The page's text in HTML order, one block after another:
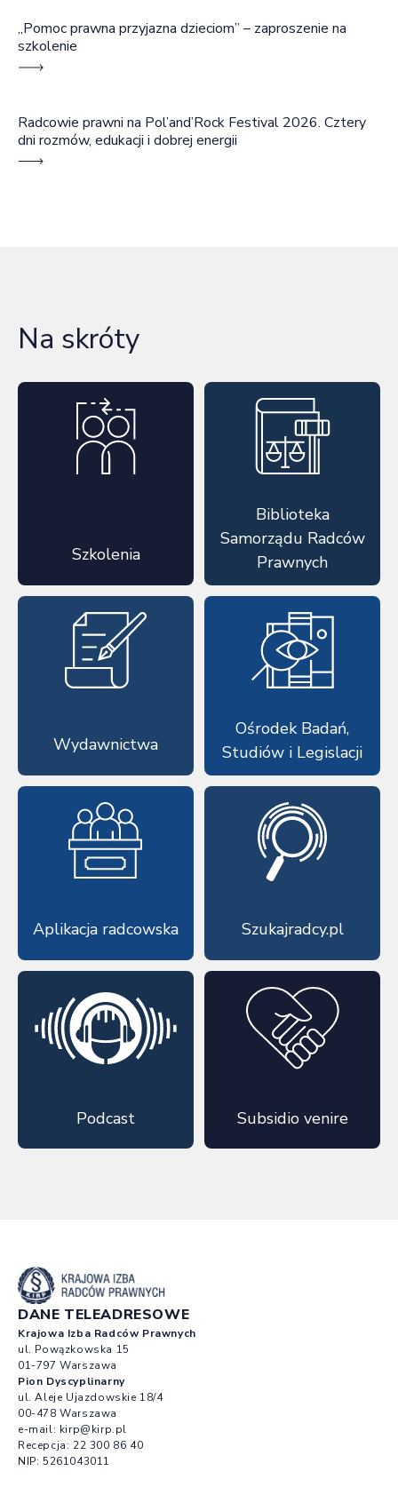
„Pomoc prawna przyjazna dzieciom” – zaproszenie na
szkolenie
Radcowie prawni na Pol’and’Rock Festival 2026. Cztery
dni rozmów, edukacji i dobrej energii
Na skróty
Szkolenia
Biblioteka
Samorządu Radców
Prawnych
Wydawnictwa
Ośrodek Badań,
Studiów i Legislacji
Aplikacja radcowska Szukajradcy.pl
Podcast Subsidio venire
DANE TELEADRESOWE
Krajowa Izba Radców Prawnych
ul. Powązkowska 15
01-797 Warszawa
Pion Dyscyplinarny
ul. Aleje Ujazdowskie 18/4
00-478 Warszawa
e-mail: kirp@kirp.pl
Recepcja: 22 300 86 40
NIP: 5261043011